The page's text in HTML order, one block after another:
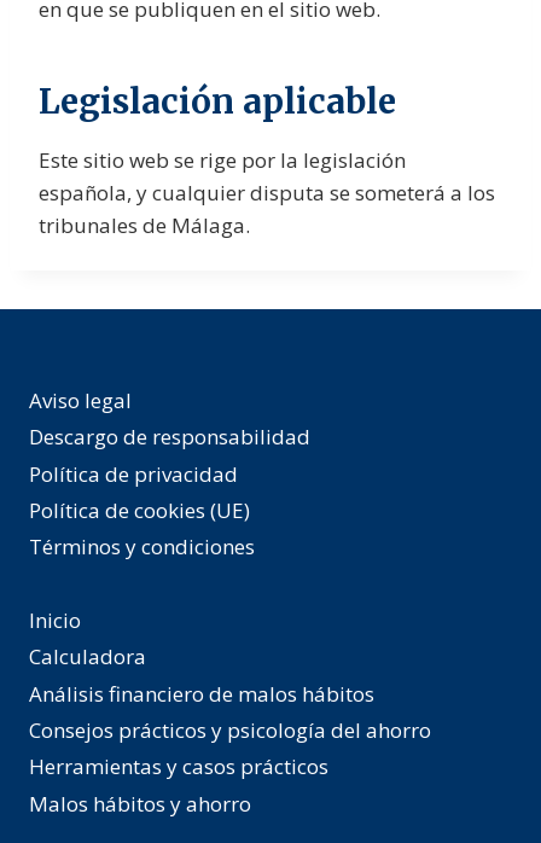
en que se publiquen en el sitio web.
Legislación aplicable
Este sitio web se rige por la legislación
española, y cualquier disputa se someterá a los
tribunales de Málaga.
Aviso legal
Descargo de responsabilidad
Política de privacidad
Política de cookies (UE)
Términos y condiciones
Inicio
Calculadora
Análisis financiero de malos hábitos
Consejos prácticos y psicología del ahorro
Herramientas y casos prácticos
Malos hábitos y ahorro